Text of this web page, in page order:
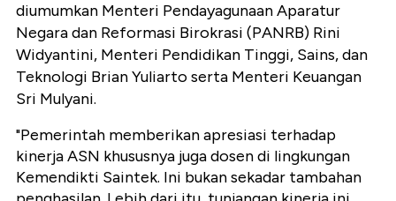
diumumkan Menteri Pendayagunaan Aparatur
Negara dan Reformasi Birokrasi (PANRB) Rini
Widyantini, Menteri Pendidikan Tinggi, Sains, dan
Teknologi Brian Yuliarto serta Menteri Keuangan
Sri Mulyani.
"Pemerintah memberikan apresiasi terhadap
kinerja ASN khususnya juga dosen di lingkungan
Kemendikti Saintek. Ini bukan sekadar tambahan